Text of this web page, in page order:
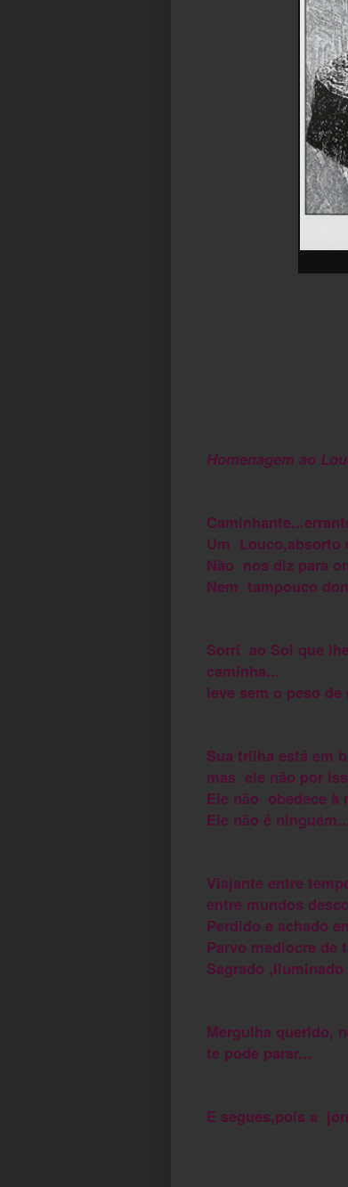
Homenagem ao
Um Louco,absorto
Não nos diz para
Nem tampouco
Sorri ao Sol que
caminha...
leve sem o peso de
Sua trilha está em
mas ele não por
Ele não obedece à
Ele não é ninguém...
Viajante entre
entre mundos
Perdido e achado
Parvo medíocre de
Sagrado
Mergulha querido,
te pode parar...
E segues,pois a